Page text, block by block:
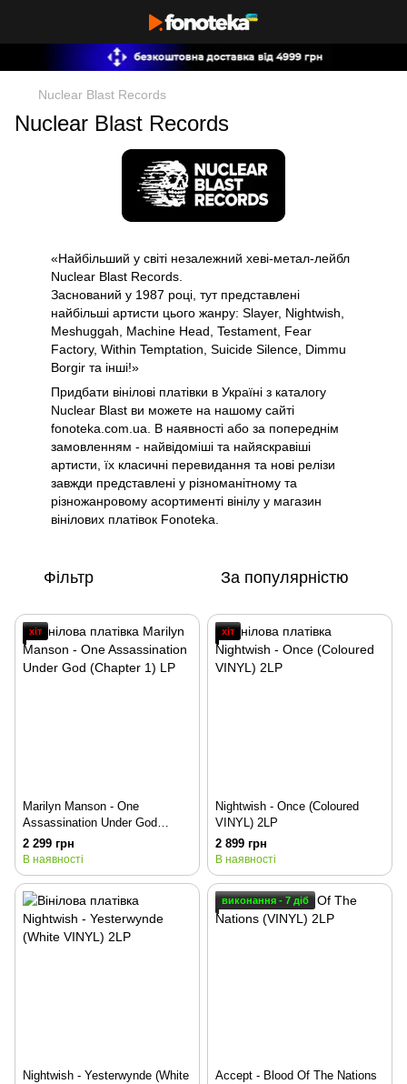
Nuclear Blast Records
Nuclear Blast Records
«Найбільший у світі незалежний хеві-метал-лейбл
Nuclear Blast Records.
Заснований у 1987 році, тут представлені
найбільші артисти цього жанру: Slayer, Nightwish,
Meshuggah, Machine Head, Testament, Fear
Factory, Within Temptation, Suicide Silence, Dimmu
Borgir та інші!»
Придбати вінілові платівки в Україні з каталогу
Nuclear Blast ви можете на нашому сайті
fonoteka.com.ua. В наявності або за попереднім
замовленням - найвідоміші та найяскравіші
артисти, їх класичні перевидання та нові релізи
завжди представлені у різноманітному та
різножанровому асортименті вінілу у магазин
вінілових платівок Fonoteka.
Фільтр За популярністю
хіт
Marilyn Manson - One
Assassination Under God
(Chapter 1) LP
2 299 грн
В наявності
хіт
Nightwish - Once (Coloured
VINYL) 2LP
2 899 грн
В наявності
Nightwish - Yesterwynde (White
виконання - 7 діб
Accept - Blood Of The Nations